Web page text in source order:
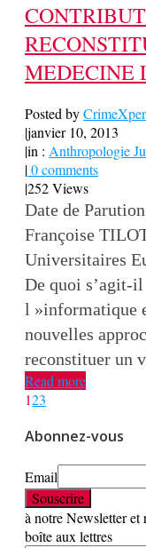
MEDECINE
Posted by
|janvier 10, 2013
|in : Anthropologie
|0 comments
|252 Views
Date de
Françoise
Universitaires
De quoi s’agit-il
l »informatique
nouvelles
reconstituer un
Read more
123
Abonnez-vous
Email
à notre Newsletter et
boîte aux lettres